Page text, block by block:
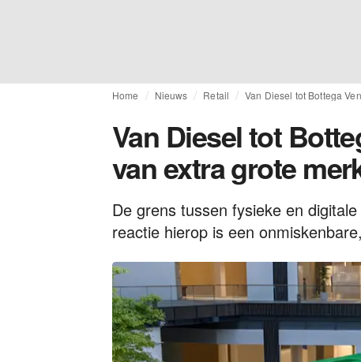
Home Nieuws Retail Van Diesel tot Bottega
Van Diesel tot
van extra grote
De grens tussen fysieke en
reactie hierop is een